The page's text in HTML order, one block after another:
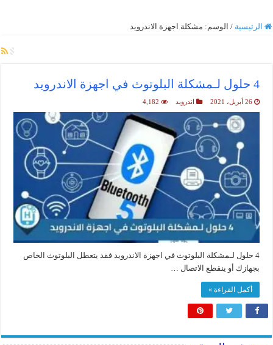
الرئيسية / الوسم: مشكلة اجهزة الاندرويد
4 حلول لـمشكلة البلوتوث في اجهزة الاندرويد
26 أبريل، 2021 اندرويد 4,182
4 حلول لـمشكلة البلوتوث في اجهزة الاندرويد فقد يتعطل البلوتوث الخاص
بجهازك أو ينقطع الاتصال …
أكمل القراءة »